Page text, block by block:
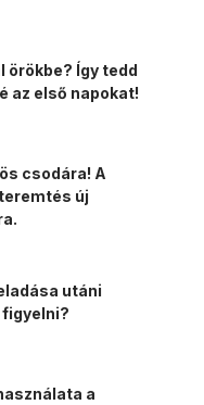
örökbe? Így tedd
az első napokat!
csodára! A
új
utáni
figyelni?
a